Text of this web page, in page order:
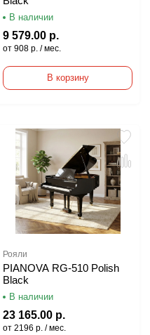
В наличии
9 579.00 р.
от 908 р. / мес.
В корзину
Рояли
PIANOVA RG-510 Polish
Black
В наличии
23 165.00 р.
от 2196 р. / мес.